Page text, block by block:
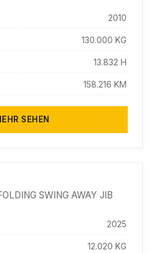
2010
130.000 KG
13.832 H
158.216 KM
SEHEN
SWING AWAY JIB
2025
12.020 KG